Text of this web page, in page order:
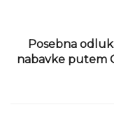
Posebna
nabavke putem